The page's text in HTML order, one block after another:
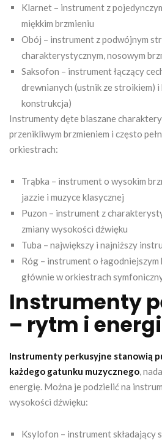
Klarnet – instrument z
miękkim brzmieniu
Obój – instrument z podwójnym
charakterystycznym, nosowym
Saksofon – instrument łączący
drewnianych (ustnik ze stroikiem)
konstrukcja)
Instrumenty dęte blaszane
przenikliwym brzmieniem i często
orkiestrach:
Trąbka – instrument o wysokim
jazzie i muzyce klasycznej
Puzon – instrument z
zmiany wysokości dźwięku
Tuba – największy i najniższy
Róg – instrument o
głównie w orkiestrach
Instrumenty
– rytm i
Instrumenty perkusyjne stanowią
każdego gatunku muzycznego ,
energię. Można je podzielić na
wysokości dźwięku:
Ksylofon – instrument składający